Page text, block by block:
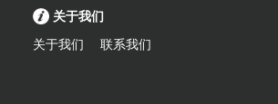
关于我们
关于我们 联系我们